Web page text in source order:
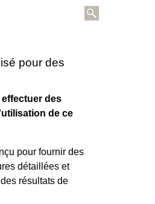
pour des
des
de ce
pour fournir des
détaillées et
résultats de